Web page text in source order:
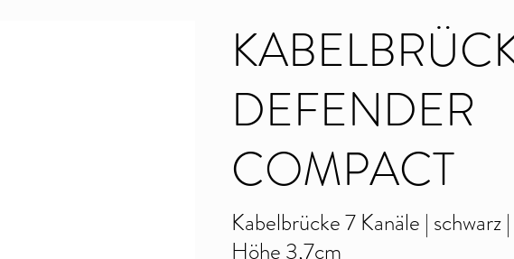
DEFENDER
COMPACT
Kabelbrücke 7 Kanäle |
Höhe 3,7cm